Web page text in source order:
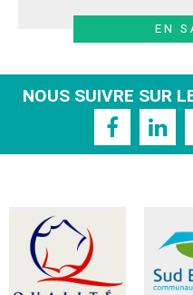
EN
NOUS SUIVRE SUR